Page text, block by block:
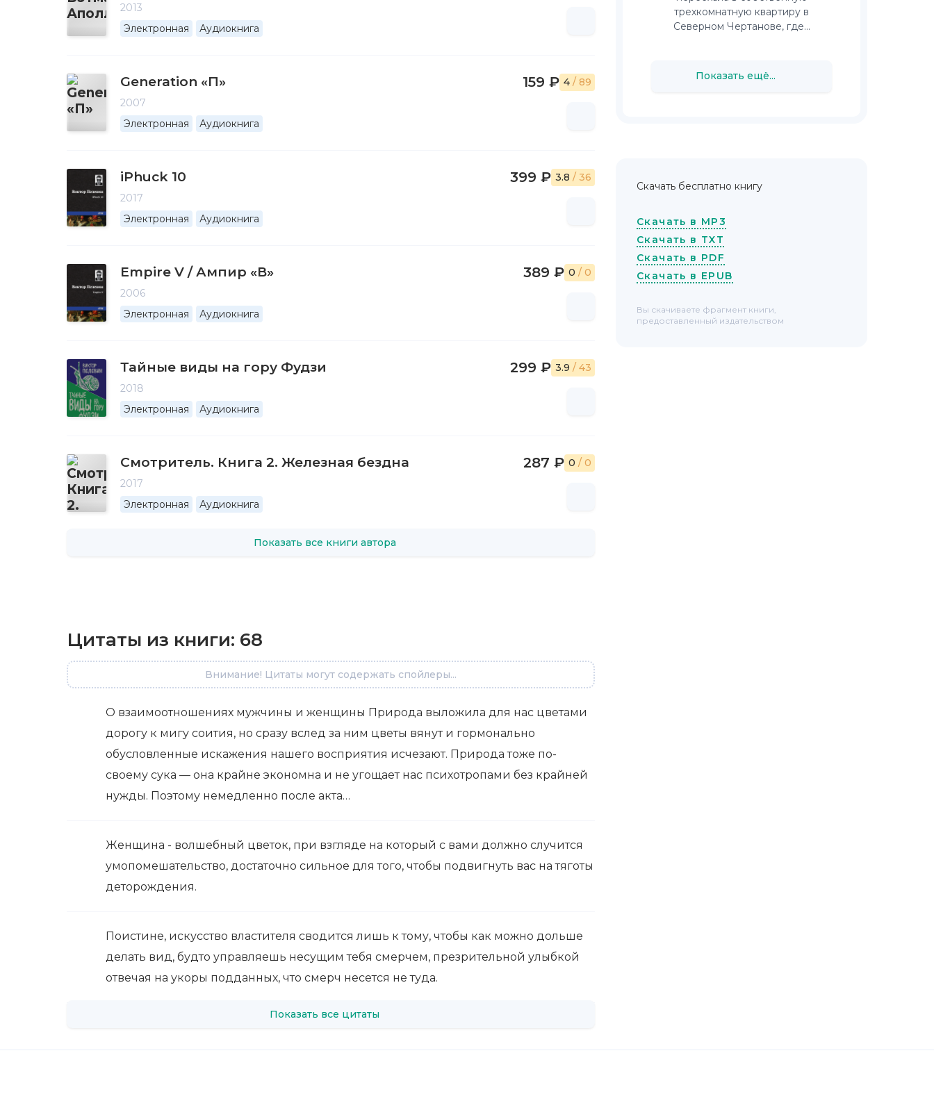
2013
Электронная
Аудиокнига
Generation «П»
2007
Электронная
Аудиокнига
159 ₽ 4 / 89
iPhuck 10
2017
Электронная
Аудиокнига
399 ₽ 3.8 / 36
Empire V / Ампир «В»
2006
Электронная
Аудиокнига
389 ₽ 0 / 0
Тайные виды на гору Фудзи
2018
Электронная
Аудиокнига
299 ₽ 3.9 / 43
Смотритель. Книга 2. Железная бездна
2017
Электронная
Аудиокнига
287 ₽ 0 / 0
Показать все книги автора
Цитаты из книги: 68
Внимание! Цитаты могут содержать спойлеры...
О взаимоотношениях мужчины и женщины Природа выложила для нас цветами
дорогу к мигу соития, но сразу вслед за ним цветы вянут и гормонально
обусловленные искажения нашего восприятия исчезают. Природа тоже по-
своему сука — она крайне экономна и не угощает нас психотропами без крайней
нужды. Поэтому немедленно после акта…
Женщина - волшебный цветок, при взгляде на который с вами должно случится
умопомешательство, достаточно сильное для того, чтобы подвигнуть вас на тяготы
деторождения.
Поистине, искусство властителя сводится лишь к тому, чтобы как можно дольше
делать вид, будто управляешь несущим тебя смерчем, презрительной улыбкой
отвечая на укоры подданных, что смерч несется не туда.
Показать все цитаты
трехкомнатную квартиру в
Северном Чертанове, где...
Показать ещё...
Скачать бесплатно книгу
Скачать в MP3
Скачать в TXT
Скачать в PDF
Скачать в EPUB
Вы скачиваете фрагмент книги,
предоставленный издательством